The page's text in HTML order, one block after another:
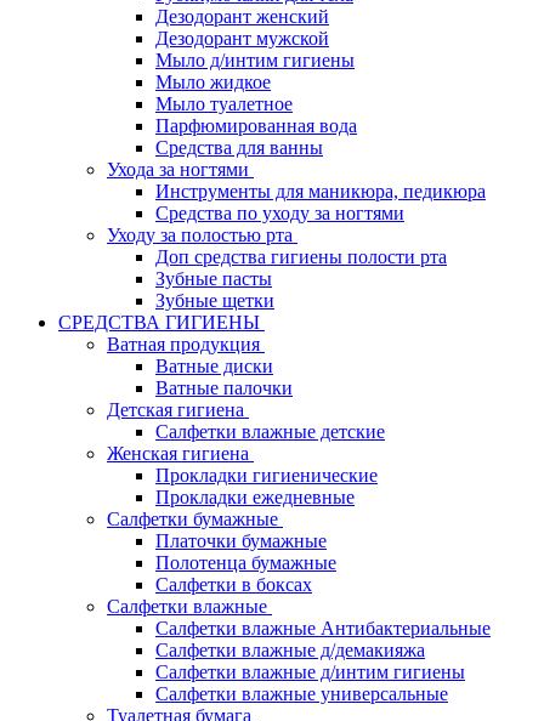
Дезодорант женский
Дезодорант мужской
Мыло д/интим гигиены
Мыло жидкое
Мыло туалетное
Парфюмированная вода
Средства для ванны
Ухода за ногтями
Инструменты для маникюра, педикюра
Средства по уходу за ногтями
Уходу за полостью рта
Доп средства гигиены полости рта
Зубные пасты
Зубные щетки
СРЕДСТВА ГИГИЕНЫ
Ватная продукция
Ватные диски
Ватные палочки
Детская гигиена
Салфетки влажные детские
Женская гигиена
Прокладки гигиенические
Прокладки ежедневные
Салфетки бумажные
Платочки бумажные
Полотенца бумажные
Салфетки в боксах
Салфетки влажные
Салфетки влажные Антибактериальные
Салфетки влажные д/демакияжа
Салфетки влажные д/интим гигиены
Салфетки влажные универсальные
Туалетная бумага